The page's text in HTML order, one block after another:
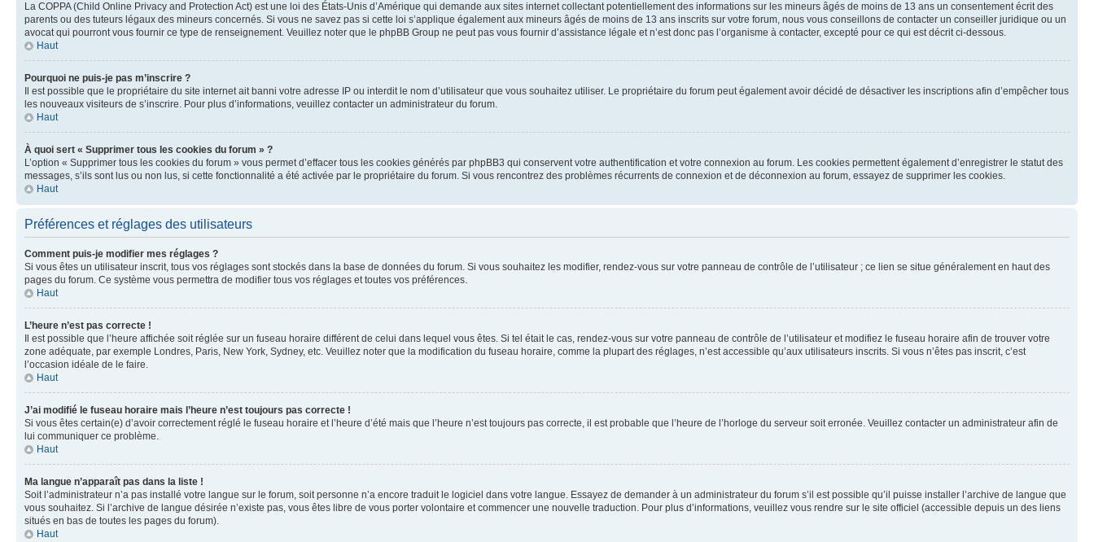
La COPPA (Child Online Privacy and Protection Act) est une loi des États-Unis d’Amérique qui demande aux sites internet collectant potentiellement des informations sur les mineurs âgés de moins de 13 ans un consentement écrit des
parents ou des tuteurs légaux des mineurs concernés. Si vous ne savez pas si cette loi s’applique également aux mineurs âgés de moins de 13 ans inscrits sur votre forum, nous vous conseillons de contacter un conseiller juridique ou un
avocat qui pourront vous fournir ce type de renseignement. Veuillez noter que le phpBB Group ne peut pas vous fournir d’assistance légale et n’est donc pas l’organisme à contacter, excepté pour ce qui est décrit ci-dessous.
Haut
Pourquoi ne puis-je pas m’inscrire ?
Il est possible que le propriétaire du site internet ait banni votre adresse IP ou interdit le nom d’utilisateur que vous souhaitez utiliser. Le propriétaire du forum peut également avoir décidé de désactiver les inscriptions afin d’empêcher tous
les nouveaux visiteurs de s’inscrire. Pour plus d’informations, veuillez contacter un administrateur du forum.
Haut
À quoi sert « Supprimer tous les cookies du forum » ?
L’option « Supprimer tous les cookies du forum » vous permet d’effacer tous les cookies générés par phpBB3 qui conservent votre authentification et votre connexion au forum. Les cookies permettent également d’enregistrer le statut des
messages, s’ils sont lus ou non lus, si cette fonctionnalité a été activée par le propriétaire du forum. Si vous rencontrez des problèmes récurrents de connexion et de déconnexion au forum, essayez de supprimer les cookies.
Haut
Préférences et réglages des utilisateurs
Comment puis-je modifier mes réglages ?
Si vous êtes un utilisateur inscrit, tous vos réglages sont stockés dans la base de données du forum. Si vous souhaitez les modifier, rendez-vous sur votre panneau de contrôle de l’utilisateur ; ce lien se situe généralement en haut des
pages du forum. Ce système vous permettra de modifier tous vos réglages et toutes vos préférences.
Haut
L’heure n’est pas correcte !
Il est possible que l’heure affichée soit réglée sur un fuseau horaire différent de celui dans lequel vous êtes. Si tel était le cas, rendez-vous sur votre panneau de contrôle de l’utilisateur et modifiez le fuseau horaire afin de trouver votre
zone adéquate, par exemple Londres, Paris, New York, Sydney, etc. Veuillez noter que la modification du fuseau horaire, comme la plupart des réglages, n’est accessible qu’aux utilisateurs inscrits. Si vous n’êtes pas inscrit, c’est
l’occasion idéale de le faire.
Haut
J’ai modifié le fuseau horaire mais l’heure n’est toujours pas correcte !
Si vous êtes certain(e) d’avoir correctement réglé le fuseau horaire et l’heure d’été mais que l’heure n’est toujours pas correcte, il est probable que l’heure de l’horloge du serveur soit erronée. Veuillez contacter un administrateur afin de
lui communiquer ce problème.
Haut
Ma langue n’apparaît pas dans la liste !
Soit l’administrateur n’a pas installé votre langue sur le forum, soit personne n’a encore traduit le logiciel dans votre langue. Essayez de demander à un administrateur du forum s’il est possible qu’il puisse installer l’archive de langue que
vous souhaitez. Si l’archive de langue désirée n’existe pas, vous êtes libre de vous porter volontaire et commencer une nouvelle traduction. Pour plus d’informations, veuillez vous rendre sur le site officiel (accessible depuis un des liens
situés en bas de toutes les pages du forum).
Haut